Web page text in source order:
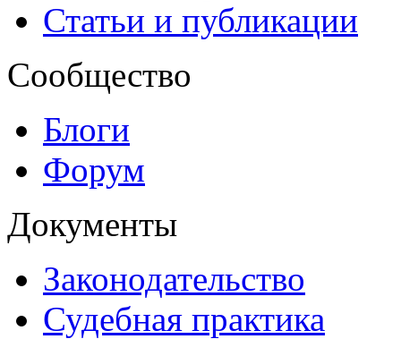
Статьи и публикации
Сообщество
Блоги
Форум
Документы
Законодательство
Судебная практика